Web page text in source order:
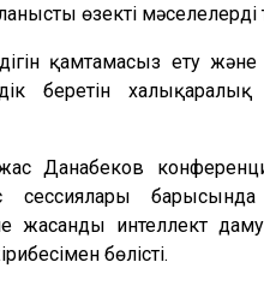
өзекті
қамтамасыз ету және
беретін халықаралық
Данабеков
сессиялары
жасанды интеллект
бөлісті.